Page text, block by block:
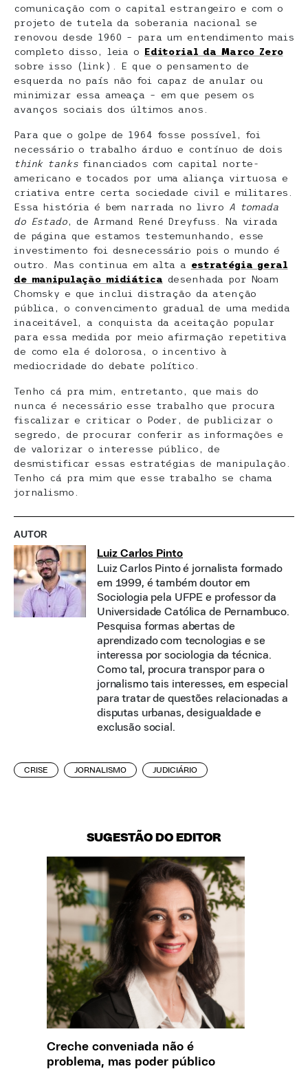
comunicação com o capital estrangeiro e com o
projeto de tutela da soberania nacional se
renovou desde 1960 – para um entendimento mais
completo disso, leia o Editorial da Marco Zero
sobre isso (link). E que o pensamento de
esquerda no país não foi capaz de anular ou
minimizar essa ameaça – em que pesem os
avanços sociais dos últimos anos.
Para que o golpe de 1964 fosse possível, foi
necessário o trabalho árduo e contínuo de dois
think tanks financiados com capital norte-
americano e tocados por uma aliança virtuosa e
criativa entre certa sociedade civil e militares.
Essa história é bem narrada no livro A tomada
do Estado, de Armand René Dreyfuss. Na virada
de página que estamos testemunhando, esse
investimento foi desnecessário pois o mundo é
outro. Mas continua em alta a estratégia geral
de manipulação midiática desenhada por Noam
Chomsky e que inclui distração da atenção
pública, o convencimento gradual de uma medida
inaceitável, a conquista da aceitação popular
para essa medida por meio afirmação repetitiva
de como ela é dolorosa, o incentivo à
mediocridade do debate político.
Tenho cá pra mim, entretanto, que mais do
nunca é necessário esse trabalho que procura
fiscalizar e criticar o Poder, de publicizar o
segredo, de procurar conferir as informações e
de valorizar o interesse público, de
desmistificar essas estratégias de manipulação.
Tenho cá pra mim que esse trabalho se chama
jornalismo.
AUTOR
Luiz Carlos Pinto
Luiz Carlos Pinto é jornalista formado
em 1999, é também doutor em
Sociologia pela UFPE e professor da
Universidade Católica de Pernambuco.
Pesquisa formas abertas de
aprendizado com tecnologias e se
interessa por sociologia da técnica.
Como tal, procura transpor para o
jornalismo tais interesses, em especial
para tratar de questões relacionadas a
disputas urbanas, desigualdade e
exclusão social.
CRISE JORNALISMO JUDICIÁRIO
SUGESTÃO DO EDITOR
Creche conveniada não é
problema, mas poder público